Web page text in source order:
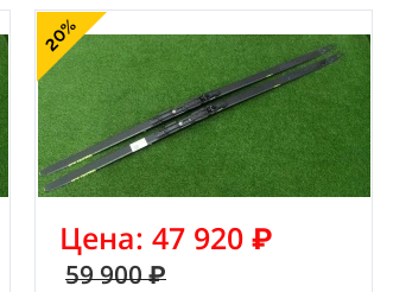
20%
Цена: 47 920 ₽
59 900 ₽